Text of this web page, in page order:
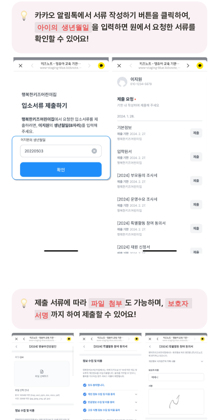
아이의 생년월일 을 입력하면 원에서 요청한 서류를
확인할 수 있어요!
제출 서류에 따라 파일 첨부 도 가능하며,
보호자
서명 까지 하여 제출할 수 있어요!